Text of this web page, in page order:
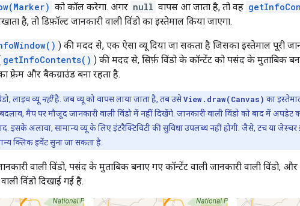
को कॉल करेगा. अगर null वापस आ जाता है, तो वह
है, तो डिफ़ॉल्ट जानकारी वाली विंडो का इस्तेमाल किया जाएगा.
) की मदद से, एक ऐसा व्यू दिया जा सकता है जिसका इस्तेमाल पूरी
getInfoContents() ) की मदद से, सिर्फ़ विंडो के कॉन्टेंट को पसंद के मुताबिक
का फ़्रेम और बैकग्राउंड बना रहता है.
लाइव व्यूनहींहै. जब व्यू को वापस लाया जाता है, तब उसेView.draw(Canvas) का
मैप पर मौजूद जानकारी वाली विंडो में नहीं दिखेंगे. जानकारी वाली विंडो को बाद में अपडेट
इसके अलावा, सामान्य व्यू के लिए इंटरैक्टिविटी की सुविधा उपलब्ध नहीं होगी. जैसे, टच या
क्लिक इवेंट सुना जा सकता है.
वाली विंडो, पसंद के मुताबिक बनाए गए कॉन्टेंट वाली जानकारी वाली विंडो,
विंडो दिखाई गई है.